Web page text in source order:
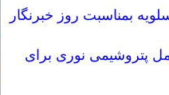
بمناسبت روز خبرنگار
پتروشیمی نوری برای